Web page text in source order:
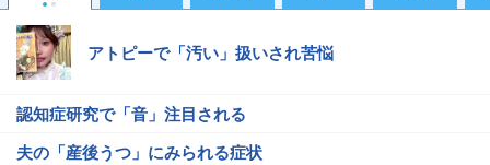
アトピーで「汚い」扱いされ苦悩
認知症研究で「音」注目される
夫の「産後うつ」にみられる症状